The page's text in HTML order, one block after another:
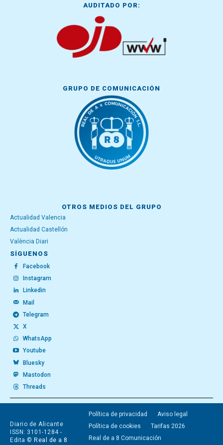
AUDITADO POR:
GRUPO DE COMUNICACIÓN
OTROS MEDIOS DEL GRUPO
Actualidad Valencia
Actualidad Castellón
València Diari
SÍGUENOS
Facebook
Instagram
Linkedin
Mail
Telegram
X
WhatsApp
Youtube
Bluesky
Mastodon
Threads
Diario de Alicante
ISSN: 3101-1284 -
Edita © Real de a 8
Política de privacidad
Aviso legal
Política de cookies
Tarifas 2026
Real de a 8 Comunicación